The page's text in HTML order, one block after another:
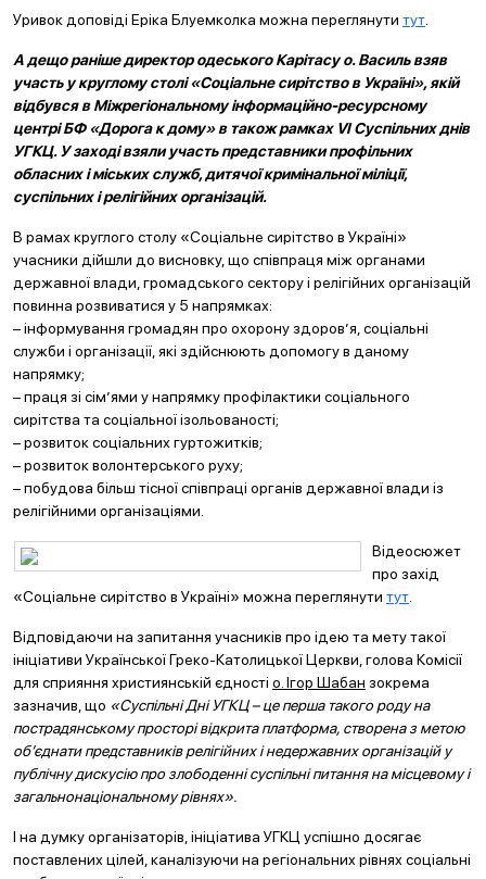
Уривок доповіді Еріка Блуемколка можна переглянути тут
А дещо раніше директор одеського Карітасу о. Василь взяв
участь у круглому столі «Соціальне сирітство в Україні», якій
відбувся в Міжрегіональному інформаційно-ресурсному
центрі БФ «Дорога к дому» в також рамках VI Суспільних днів
УГКЦ. У заході взяли участь представники профільних
обласних і міських служб, дитячої кримінальної міліції,
суспільних і релігійних організацій.
В рамах круглого столу «Соціальне сирітство в Україні»
учасники дійшли до висновку, що співпраця між органами
державної влади, громадського сектору і релігійних організацій
повинна розвиватися у 5 напрямках:
– інформування громадян про охорону здоров’я, соціальні
служби і організації, які здійснюють допомогу в даному
напрямку;
– праця зі сім’ями у напрямку профілактики соціального
сирітства та соціальної ізольованості;
– розвиток соціальних гуртожитків;
– розвиток волонтерського руху;
– побудова більш тісної співпраці органів державної влади із
релігійними організаціями.
Відеосюжет
про захід
«Соціальне сирітство в Україні» можна переглянути тут
Відповідаючи на запитання учасників про ідею та мету такої
ініціативи Української Греко-Католицької Церкви, голова Комісії
для сприяння християнській єдності о. Ігор Шабан зокрема
зазначив, що «Суспільні Дні УГКЦ – це перша такого роду на
пострадянському просторі відкрита платформа, створена з метою
об’єднати представників релігійних і недержавних організацій у
публічну дискусію про злободенні суспільні питання на місцевому і
загальнонаціональному рівнях».
І на думку організаторів, ініціатива УГКЦ успішно досягає
поставлених цілей, каналізуючи на регіональних рівнях соціальні